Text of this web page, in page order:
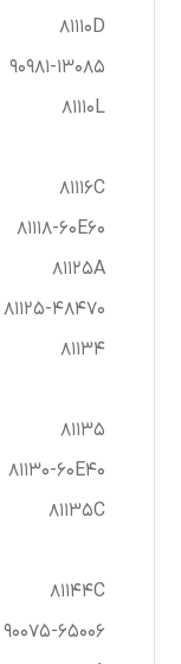
81110D
90981-13085
81110L
81116C
81118-60E60
81125A
81125-48470
81134
81135
81130-60E40
81135C
81144C
90075-65006